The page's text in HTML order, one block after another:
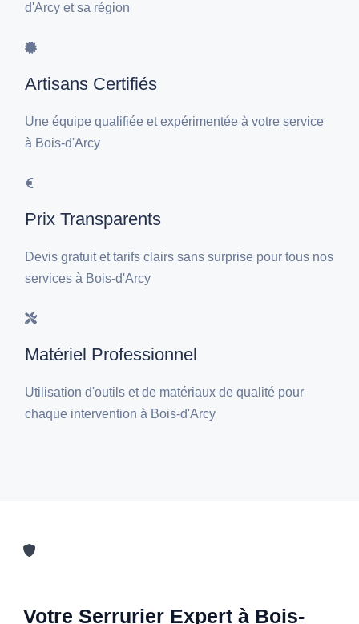
d'Arcy et sa région
Artisans Certifiés
Une équipe qualifiée et expérimentée à votre service
à Bois-d'Arcy
Prix Transparents
Devis gratuit et tarifs clairs sans surprise pour tous nos
services à Bois-d'Arcy
Matériel Professionnel
Utilisation d'outils et de matériaux de qualité pour
chaque intervention à Bois-d'Arcy
Votre Serrurier Expert à Bois-